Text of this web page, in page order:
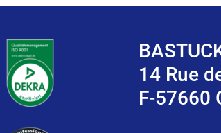
14 Rue
F-57660